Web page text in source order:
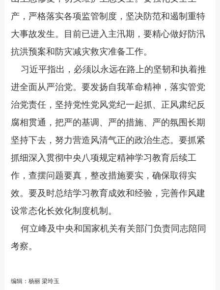
产，严格落实各项监管制度，坚决防范和遏制重特
大事故发生。目前已进入主汛期，要精心做好防汛
抗洪预案和防灾减灾救灾准备工作。
习近平指出，必须以永远在路上的坚韧和执着推
进全面从严治党。要发扬自我革命精神，落实管党
治党责任，坚持党性党风党纪一起抓、正风肃纪反
腐相贯通，把严的基调、严的措施、严的氛围长期
坚持下去，努力营造风清气正的政治生态。要抓紧
抓细深入贯彻中央八项规定精神学习教育后续工
作，查摆问题要真，整改措施要实，确保取得实
效。要及时总结学习教育成效和经验，完善作风建
设常态化长效化制度机制。
何立峰及中央和国家机关有关部门负责同志陪同
考察。
编辑：杨丽 梁玲玉